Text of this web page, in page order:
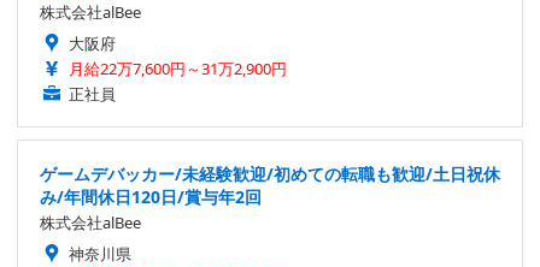
株式会社alBee
大阪府
月給22万7,600円～31万2,900円
正社員
ゲームデバッカー/未経験歓迎/初めての転職も歓迎/土日祝休
み/年間休日120日/賞与年2回
株式会社alBee
神奈川県